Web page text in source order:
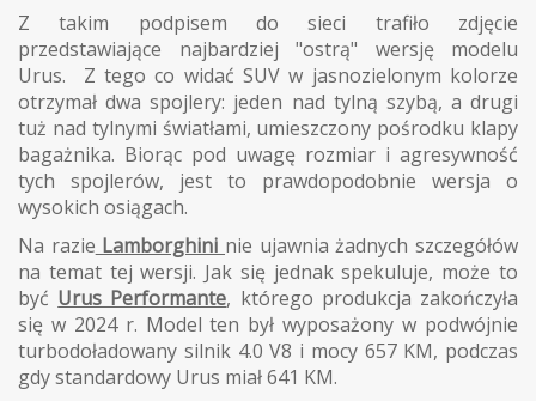
Z takim podpisem do sieci trafiło zdjęcie
przedstawiające najbardziej "ostrą" wersję modelu
Urus. Z tego co widać SUV w jasnozielonym kolorze
otrzymał dwa spojlery: jeden nad tylną szybą, a drugi
tuż nad tylnymi światłami, umieszczony pośrodku klapy
bagażnika. Biorąc pod uwagę rozmiar i agresywność
tych spojlerów, jest to prawdopodobnie wersja o
wysokich osiągach.
Na razie Lamborghini nie ujawnia żadnych szczegółów
na temat tej wersji. Jak się jednak spekuluje, może to
być Urus Performante, którego produkcja zakończyła
się w 2024 r. Model ten był wyposażony w podwójnie
turbodoładowany silnik 4.0 V8 i mocy 657 KM, podczas
gdy standardowy Urus miał 641 KM.